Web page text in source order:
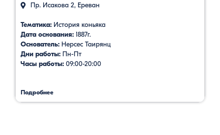
Пр. Исакова 2, Ереван
Тематика: История коньяка
Дата основания: 1887г.
Основатель: Нерсес Таирянц
Дни работы: Пн-Пт
Часы работы: 09:00-20:00
Подробнее